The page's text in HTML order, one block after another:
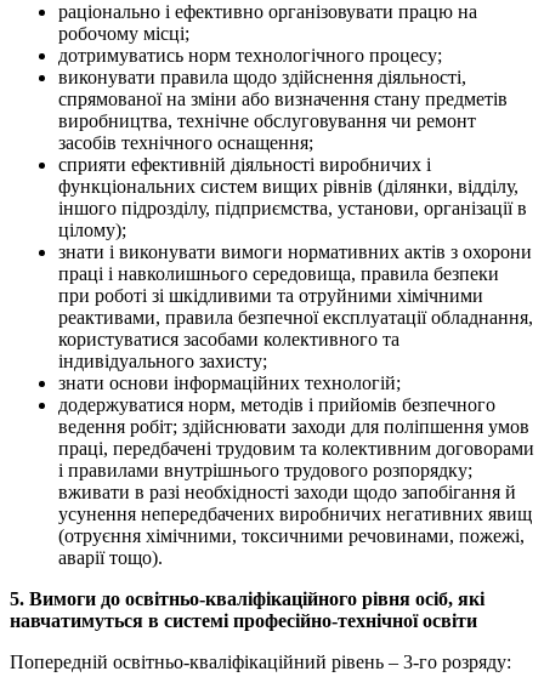
раціонально і ефективно організовувати працю на
робочому місці;
дотримуватись норм технологічного процесу;
виконувати правила щодо здійснення діяльності,
спрямованої на зміни або визначення стану предметів
виробництва, технічне обслуговування чи ремонт
засобів технічного оснащення;
сприяти ефективній діяльності виробничих і
функціональних систем вищих рівнів (ділянки, відділу,
іншого підрозділу, підприємства, установи, організації в
цілому);
знати і виконувати вимоги нормативних актів з охорони
праці і навколишнього середовища, правила безпеки
при роботі зі шкідливими та отруйними хімічними
реактивами, правила безпечної експлуатації обладнання,
користуватися засобами колективного та
індивідуального захисту;
знати основи інформаційних технологій;
додержуватися норм, методів і прийомів безпечного
ведення робіт; здійснювати заходи для поліпшення умов
праці, передбачені трудовим та колективним договорами
і правилами внутрішнього трудового розпорядку;
вживати в разі необхідності заходи щодо запобігання й
усунення непередбачених виробничих негативних явищ
(отруєння хімічними, токсичними речовинами, пожежі,
аварії тощо).
5. Вимоги до освітньо-кваліфікаційного рівня осіб, які
навчатимуться в системі професійно-технічної освіти
Попередній освітньо-кваліфікаційний рівень – 3-го розряду: